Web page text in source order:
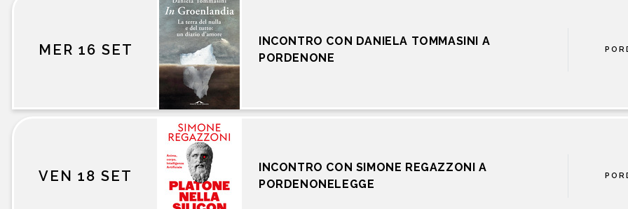
MER 16 SET
INCONTRO CON DANIELA TOMMASINI A
PORDENONE
VEN 18 SET
INCONTRO CON SIMONE REGAZZONI A
PORDENONELEGGE